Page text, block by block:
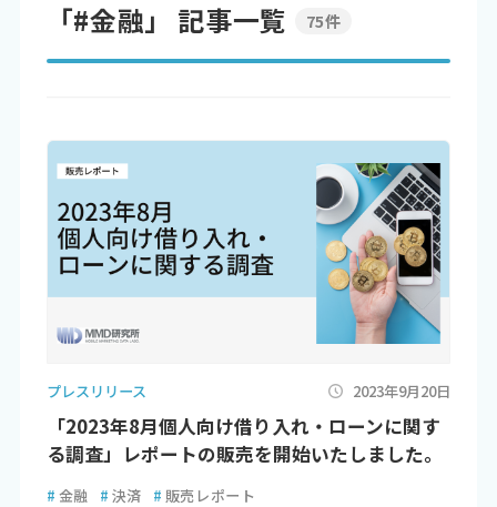
「#金融」 記事一覧 75件
プレスリリース 2023年9月20日
「2023年8月個人向け借り入れ・ローンに関す
る調査」レポートの販売を開始いたしました。
# 金融 # 決済 # 販売レポート